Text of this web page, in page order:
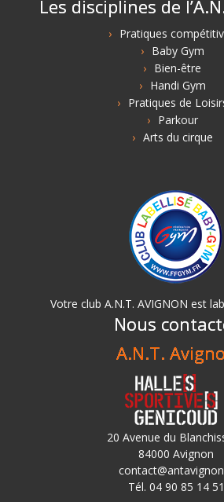
Les disciplines de
Pratiques
Baby Gym
Bien-être
Handi Gym
Pratiques de
Parkour
Arts du cirque
Votre club A.N.T. AVIGNON est
Nous
A.N.T.
20 Avenue du
84000 Avignon
Tél. 04 90 85 14 51